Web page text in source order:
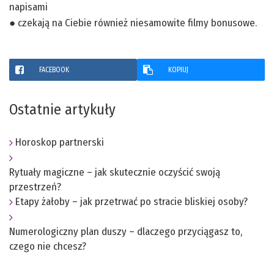
napisami
● czekają na Ciebie również niesamowite filmy bonusowe.
FACEBOOK KOPIUJ
Ostatnie artykuły
Horoskop partnerski
Rytuały magiczne – jak skutecznie oczyścić swoją
przestrzeń?
Etapy żałoby – jak przetrwać po stracie bliskiej osoby?
Numerologiczny plan duszy – dlaczego przyciągasz to,
czego nie chcesz?